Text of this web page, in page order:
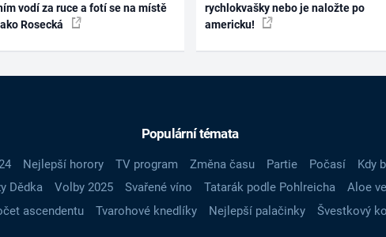
vodí za ruce a fotí se na místě
Rosecká
rychlokvašky nebo je naložte po
americku!
Populární témata
Nejlepší horory TV program Změna času Partie Počasí Kdy
Dědka Volby 2025 Svařené víno Tatarák podle Pohlreicha Aloe
ascendentu
Tvarohové knedlíky Nejlepší palačinky Švestkový